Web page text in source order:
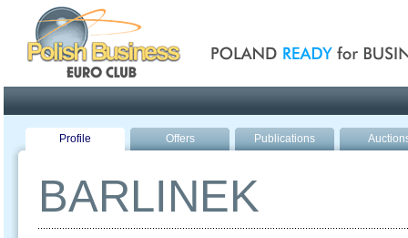
Profile Offers Publications
BARLINEK